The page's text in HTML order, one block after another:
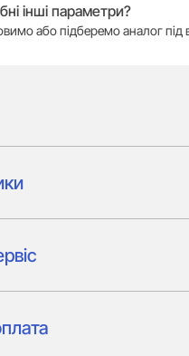
інші параметри?
або підберемо аналог під